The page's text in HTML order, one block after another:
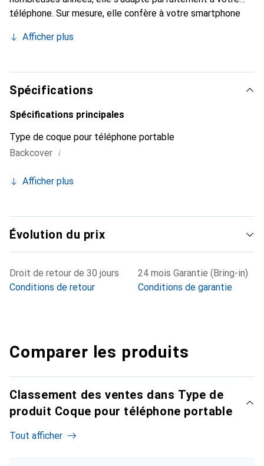
téléphone. Sur mesure, elle confère à votre smartphone
Elle devient un accessoire chic et indispensable.
haute qualité, la marque Noreve est un choix sûr pour une
clientèle exigeante.
Afficher plus
Spécifications
Spécifications principales
Type de coque pour téléphone portable
Backcover i
Afficher plus
Évolution du prix
Droit de retour de 30 jours
Conditions de retour
24 mois Garantie (Bring-in)
Conditions de garantie
Comparer les produits
Classement des ventes dans Type de
produit Coque pour téléphone portable
Tout afficher